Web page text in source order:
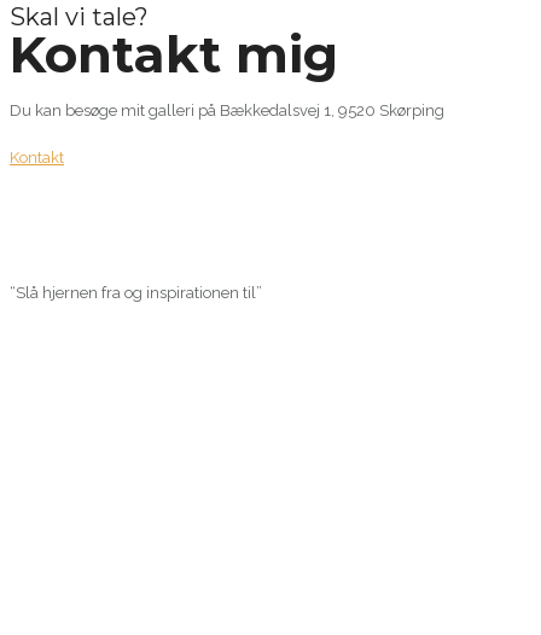
Skal vi tale?
Kontakt mig
Du kan besøge mit galleri på Bækkedalsvej 1, 9520 Skørping
Kontakt
“Slå hjernen fra og inspirationen til”